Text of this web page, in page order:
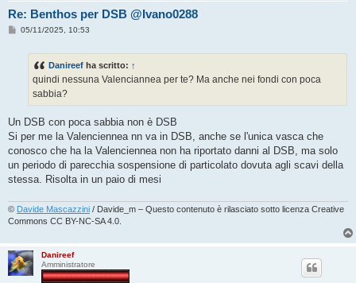
Re: Benthos per DSB @Ivano0288
M05/11/2025, 10:53
Danireef ha scritto: ↑
quindi nessuna Valenciannea per te? Ma anche nei fondi con poca
sabbia?
Un DSB con poca sabbia non è DSB
Si per me la Valenciennea nn va in DSB, anche se l'unica vasca che
conosco che ha la Valenciennea non ha riportato danni al DSB, ma solo
un periodo di parecchia sospensione di particolato dovuta agli scavi della
stessa. Risolta in un paio di mesi
© Davide Mascazzini / Davide_m – Questo contenuto è rilasciato sotto licenza Creative
Commons CC BY-NC-SA 4.0.
Danireef
Amministratore